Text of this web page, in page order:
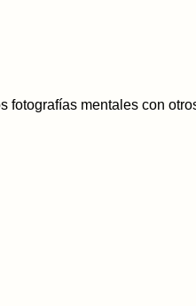
fotografías mentales con